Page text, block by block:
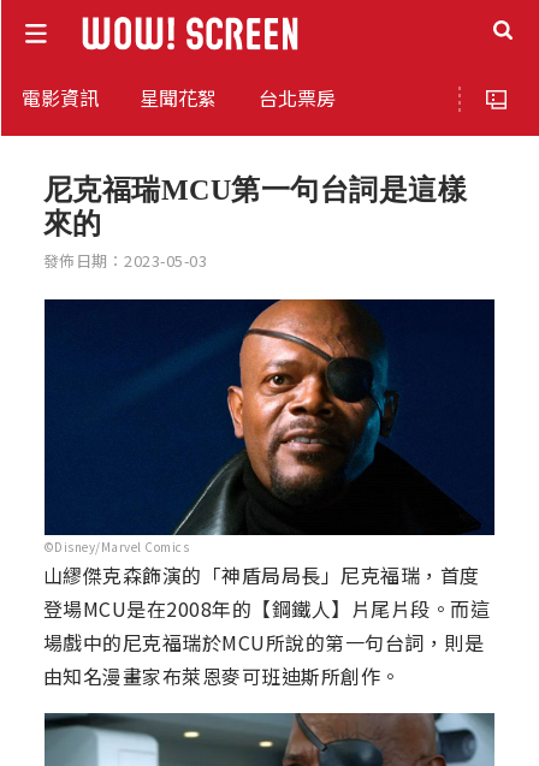
電影資訊 星聞花絮 台北票房
尼克福瑞MCU第一句台詞是這樣
來的
發佈日期：2023-05-03
©Disney/Marvel Comics
山繆傑克森飾演的「神盾局局長」尼克福瑞，首度
登場MCU是在2008年的【鋼鐵人】片尾片段。而這
場戲中的尼克福瑞於MCU所說的第一句台詞，則是
由知名漫畫家布萊恩麥可班迪斯所創作。